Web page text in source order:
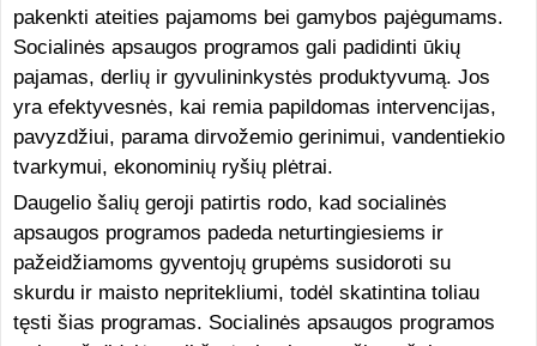
pakenkti ateities pajamoms bei gamybos pajėgumams.
Socialinės apsaugos programos gali padidinti ūkių
pajamas, derlių ir gyvulininkystės produktyvumą. Jos
yra efektyvesnės, kai remia papildomas intervencijas,
pavyzdžiui, parama dirvožemio gerinimui, vandentiekio
tvarkymui, ekonominių ryšių plėtrai.
Daugelio šalių geroji patirtis rodo, kad socialinės
apsaugos programos padeda neturtingiesiems ir
pažeidžiamoms gyventojų grupėms susidoroti su
skurdu ir maisto nepritekliumi, todėl skatintina toliau
tęsti šias programas. Socialinės apsaugos programos